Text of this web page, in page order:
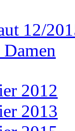
12/
Damen
2012
2013